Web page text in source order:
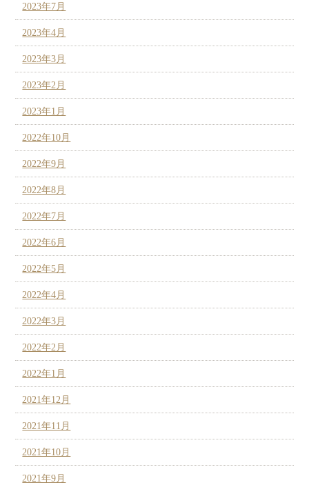
2023年7月
2023年4月
2023年3月
2023年2月
2023年1月
2022年10月
2022年9月
2022年8月
2022年7月
2022年6月
2022年5月
2022年4月
2022年3月
2022年2月
2022年1月
2021年12月
2021年11月
2021年10月
2021年9月